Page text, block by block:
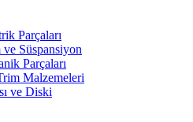
Parçaları
ve Süspansiyon
Parçaları
Malzemeleri
ve Diski